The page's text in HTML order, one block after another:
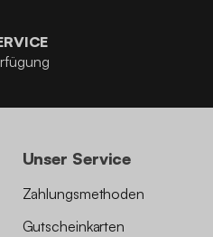
Unser Service
Zahlungsmethoden
Gutscheinkarten